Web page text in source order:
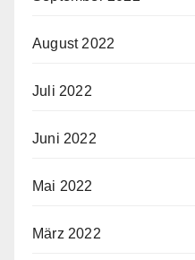
August 2022
Juli 2022
Juni 2022
Mai 2022
März 2022